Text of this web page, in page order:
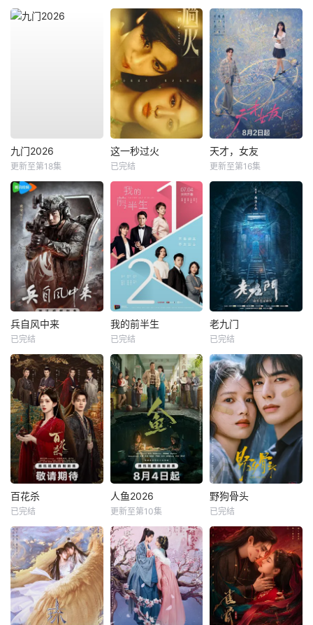
九门2026
更新至第18集
这一秒过火
已完结
天才，女友
更新至第16集
兵自风中来
已完结
我的前半生
已完结
老九门
已完结
百花杀
已完结
人鱼2026
更新至第10集
野狗骨头
已完结